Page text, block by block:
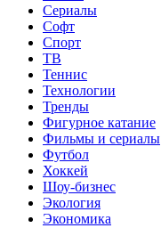
Сериалы
Софт
Спорт
ТВ
Теннис
Технологии
Тренды
Фигурное катание
Фильмы и сериалы
Футбол
Хоккей
Шоу-бизнес
Экология
Экономика